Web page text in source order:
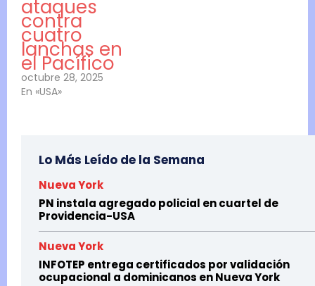
ataques
contra
cuatro
lanchas en
el Pacífico
octubre 28, 2025
En «USA»
Lo Más Leído de la Semana
Nueva York
PN instala agregado policial en cuartel de
Providencia-USA
Nueva York
INFOTEP entrega certificados por validación
ocupacional a dominicanos en Nueva York